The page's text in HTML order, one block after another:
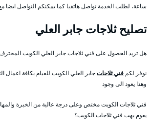
ساعة، لطلب الخدمة تواصل هاتفيا كما يمكنكم التواصل ايضا
تصليح ثلاجات جابر العلي
هل تريد الحصول على فني ثلاجات جابر العلي الكويت
نوفر لكم فني ثلاجاتجابر العلي الكويت للقيام بكافة اعمال
وهذا يعود الى وجود
فني ثلاجات الكويت مختص وعلى درجة عالية من الخبرة
يقوم بهت فني ثلاجات الكويت؟